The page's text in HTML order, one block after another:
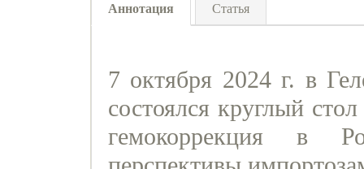
Аннотация Статья
7 октября 2024 г. в
состоялся круглый
гемокоррекция в